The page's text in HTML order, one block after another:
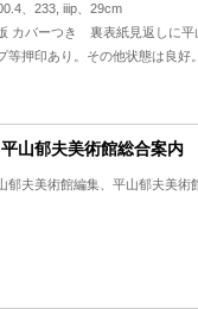
、233, iiip、29cm
カバーつき 裏表紙見返しに平
等押印あり。その他状態は良好
山郁夫美術館総合案内
郁夫美術館編集、平山郁夫美術